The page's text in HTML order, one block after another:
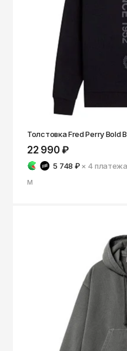
Толстовка Fred Perry Bold
22 990 ₽
5 748 ₽ × 4платежа
M